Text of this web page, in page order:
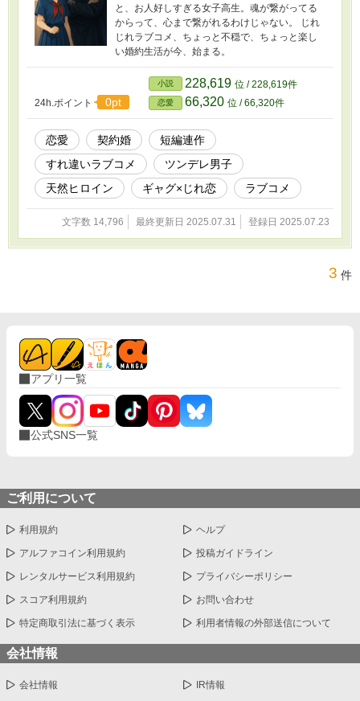
と、お人好しすぎる女子高生。魂が繋がってる
からって、心まで繋がれるわけじゃない。 じれ
じれラブコメ、ちょっと不穏で、ちょっと楽し
い婚約生活が今、始まる。
24h.ポイント 0pt
小説 228,619 位 / 228,619件
恋愛 66,320 位 / 66,320件
恋愛 契約婚
短編連作
すれ違いラブコメ
ツンデレ男子
天然ヒロイン
ギャグ×じれ恋 ラブコメ
文字数 14,796 最終更新日 2025.07.31 登録日 2025.07.23
3 件
アプリ一覧
公式SNS一覧
ご利用について
利用規約 ヘルプ
アルファコイン利用規約 投稿ガイドライン
レンタルサービス利用規約 プライバシーポリシー
スコア利用規約 お問い合わせ
特定商取引法に基づく表示 利用者情報の外部送信について
会社情報
会社情報 IR情報